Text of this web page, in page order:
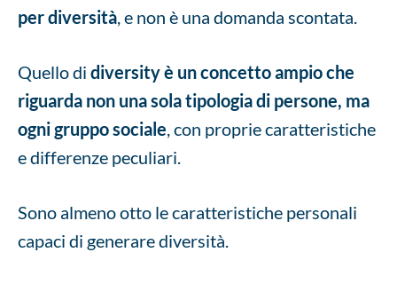
per diversità, e non è una domanda scontata.
Quello di diversity è un concetto ampio che
riguarda non una sola tipologia di persone, ma
ogni gruppo sociale, con proprie caratteristiche
e differenze peculiari.
Sono almeno otto le caratteristiche personali
capaci di generare diversità.